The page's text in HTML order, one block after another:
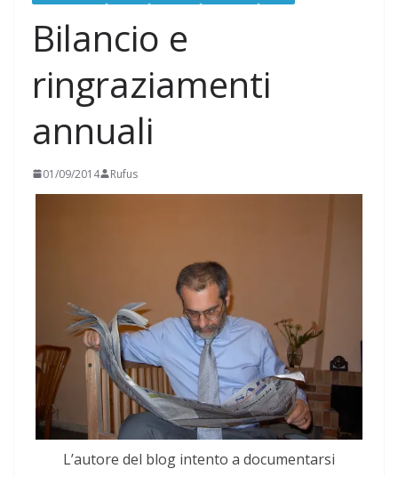
Bilancio e
ringraziamenti
annuali
01/09/2014 Rufus
L’autore del blog intento a documentarsi